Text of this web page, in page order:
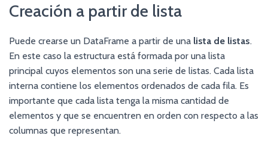
Creación a partir de lista
Puede crearse un DataFrame a partir de una lista de listas.
En este caso la estructura está formada por una lista
principal cuyos elementos son una serie de listas. Cada lista
interna contiene los elementos ordenados de cada fila. Es
importante que cada lista tenga la misma cantidad de
elementos y que se encuentren en orden con respecto a las
columnas que representan.